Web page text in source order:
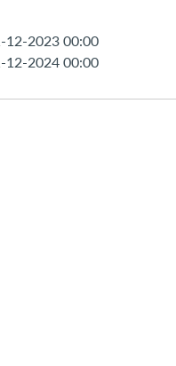
12-2023 00:00
12-2024 00:00